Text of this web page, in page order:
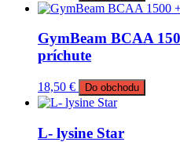
GymBeam BCAA
príchute
18,50 € Do obchodu
L- lysine Star